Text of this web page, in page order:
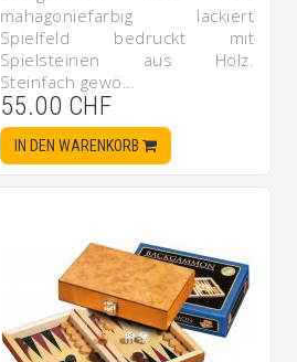
mahagoniefarbig lackiert
Spielfeld bedruckt mit
Spielsteinen aus Holz.
Steinfach gewö…
55.00 CHF
IN DEN WARENKORB